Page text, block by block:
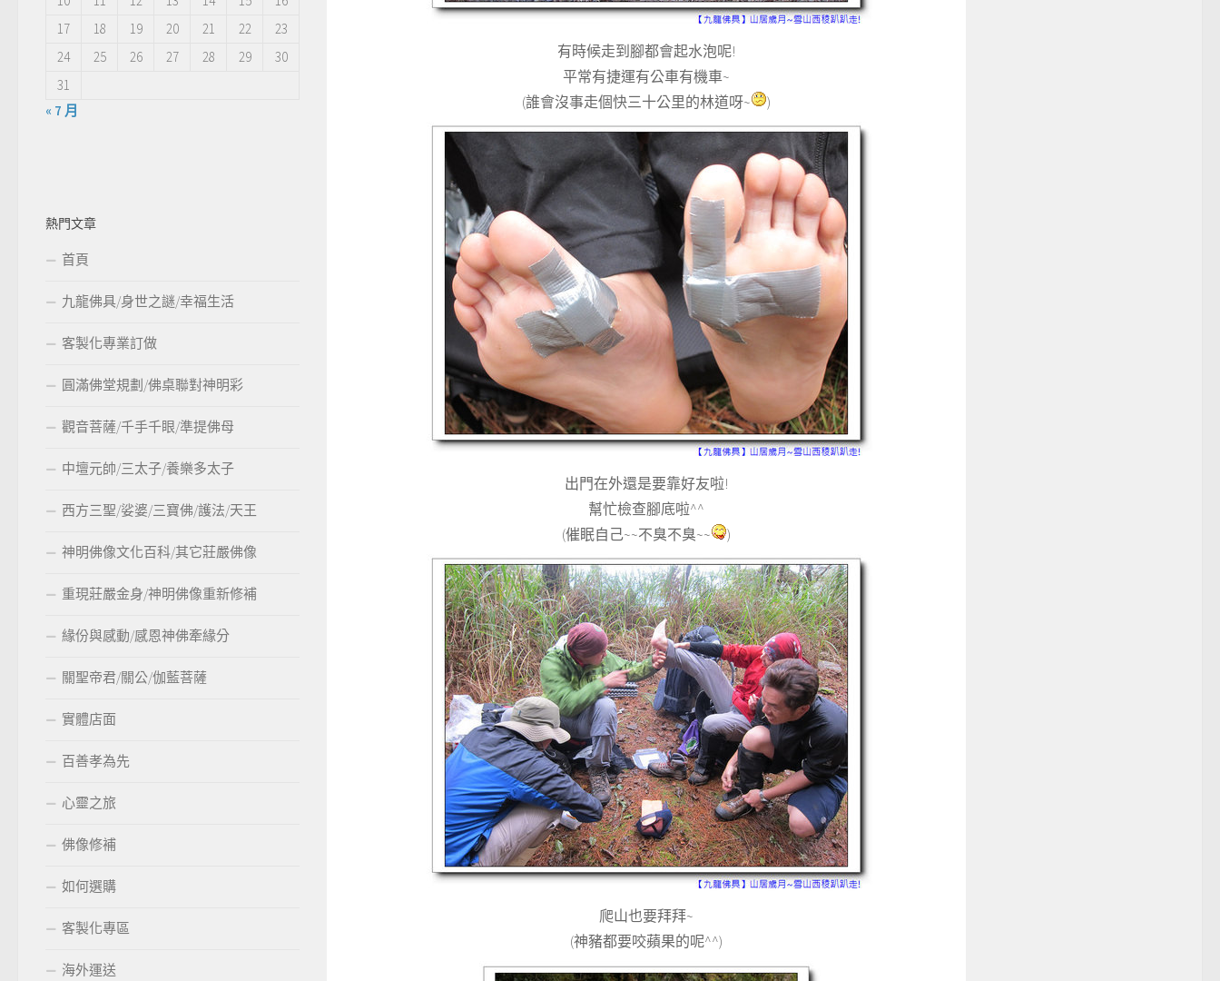
有時候走到腳都會起水泡呢!
平常有捷運有公車有機車~
(誰會沒事走個快三十公里的林道呀~
)
出門在外還是要靠好友啦!
幫忙檢查腳底啦^^
(催眠自己~~不臭不臭~~
)
爬山也要拜拜~
(神豬都要咬蘋果的呢^^)
17
18 19 20 21 22
23
24
25 26 27 28 29
30
31
« 7 月
熱門文章
首頁
九龍佛具/身世之謎/幸福生活
客製化專業訂做
圓滿佛堂規劃/佛桌聯對神明彩
觀音菩薩/千手千眼/準提佛母
中壇元帥/三太子/養樂多太子
西方三聖/娑婆/三寶佛/護法/天王
神明佛像文化百科/其它莊嚴佛像
重現莊嚴金身/神明佛像重新修補
緣份與感動/感恩神佛牽緣分
關聖帝君/關公/伽藍菩薩
實體店面
百善孝為先
心靈之旅
佛像修補
如何選購
客製化專區
海外運送